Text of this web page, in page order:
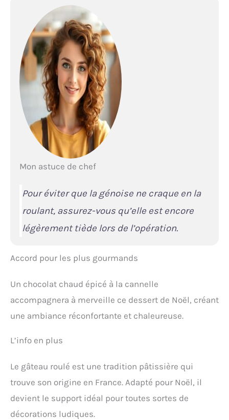
Mon astuce de chef
Pour éviter que la génoise ne craque en la
roulant, assurez-vous qu’elle est encore
légèrement tiède lors de l’opération.
Accord pour les plus gourmands
Un chocolat chaud épicé à la cannelle
accompagnera à merveille ce dessert de Noël, créant
une ambiance réconfortante et chaleureuse.
L’info en plus
Le gâteau roulé est une tradition pâtissière qui
trouve son origine en France. Adapté pour Noël, il
devient le support idéal pour toutes sortes de
décorations ludiques.